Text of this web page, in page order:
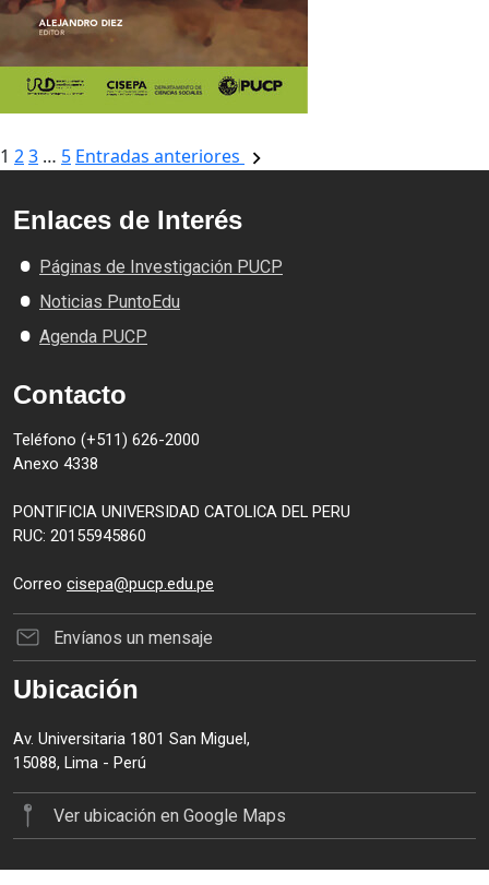
Paginación
de
entradas
1 23 … 5 Entradas anteriores
Enlaces de Interés
Páginas de Investigación PUCP
Noticias PuntoEdu
Agenda PUCP
Contacto
Teléfono (+511) 626-2000
Anexo 4338
PONTIFICIA UNIVERSIDAD CATOLICA DEL PERU
RUC: 20155945860
Correo cisepa@pucp.edu.pe
Envíanos un mensaje
Ubicación
Av. Universitaria 1801 San Miguel,
15088, Lima - Perú
Ver ubicación en Google Maps